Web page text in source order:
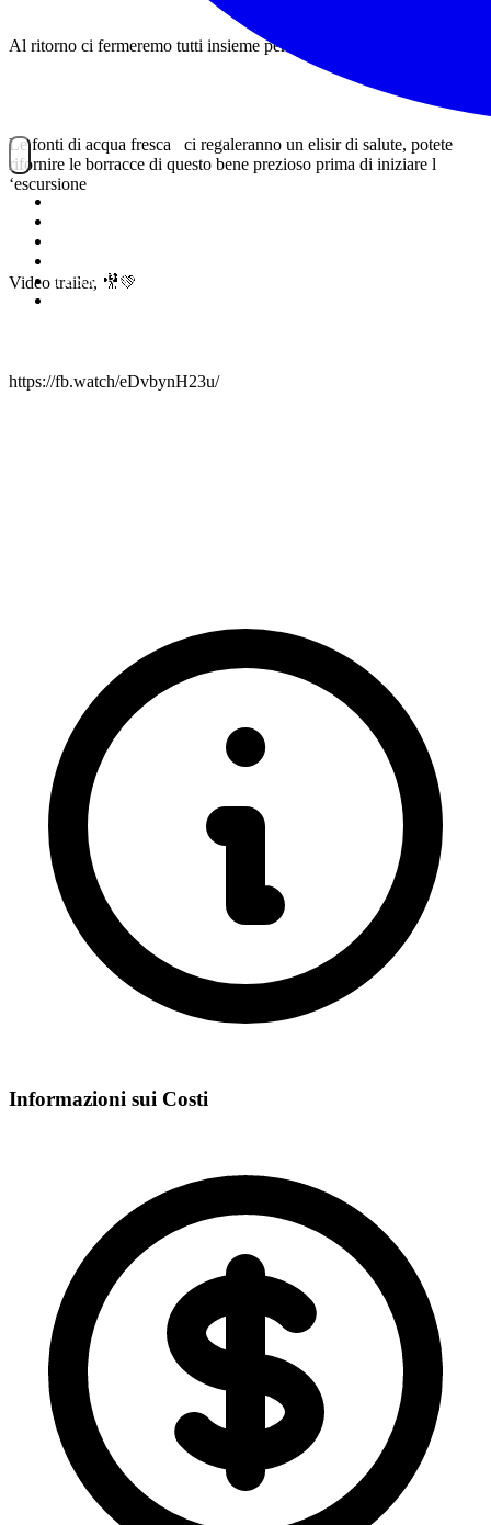
TESSERAMENTO
Al ritorno ci fermeremo tutti insieme per un aperitivo .
Le fonti di acqua fresca ci regaleranno un elisir di salute, potete
rifornire le borracce di questo bene prezioso prima di iniziare l
‘escursione
Video trailer, 🎥💚
https://fb.watch/eDvbynH23u/
Informazioni sui Costi